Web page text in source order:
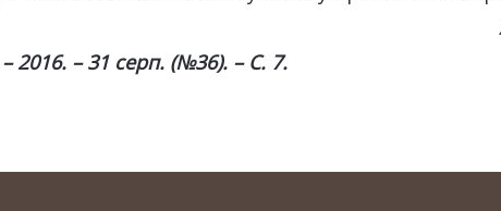
2016. – 31 серп. (№36). – C. 7.